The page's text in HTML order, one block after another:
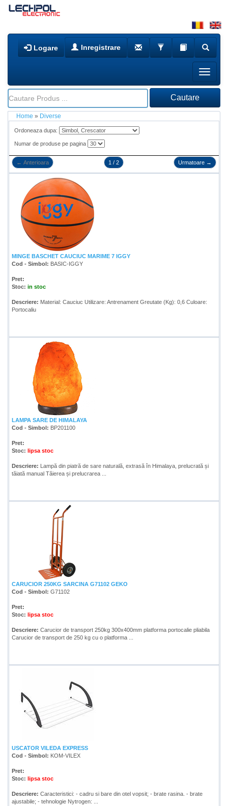
Logare Inregistrare
Home » Diverse
Ordoneaza dupa:
Numar de produse pe pagina
← Anterioara 1 / 2 Urmatoare →
MINGE BASCHET CAUCIUC MARIME 7 IGGY
Cod - Simbol: BASIC-IGGY
Pret:
Stoc: in stoc
Descriere: Material: Cauciuc Utilizare: Antrenament Greutate (Kg): 0,6 Culoare:
Portocaliu
LAMPA SARE DE HIMALAYA
Cod - Simbol: BP201100
Pret:
Stoc: lipsa stoc
Descriere: Lampă din piatră de sare naturală, extrasă în Himalaya, prelucrată și
tăiată manual Tăierea și prelucrarea ...
CARUCIOR 250KG SARCINA G71102 GEKO
Cod - Simbol: G71102
Pret:
Stoc: lipsa stoc
Descriere: Carucior de transport 250kg 300x400mm platforma portocalie pliabila
Carucior de transport de 250 kg cu o platforma ...
USCATOR VILEDA EXPRESS
Cod - Simbol: KOM-VILEX
Pret:
Stoc: lipsa stoc
Descriere: Caracteristici: - cadru si bare din otel vopsit; - brate rasina. - brate
ajustabile; - tehnologie Nytrogen: ...